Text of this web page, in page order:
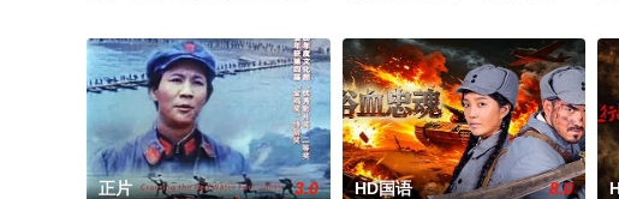
正片 3.0 HD国语 8.0